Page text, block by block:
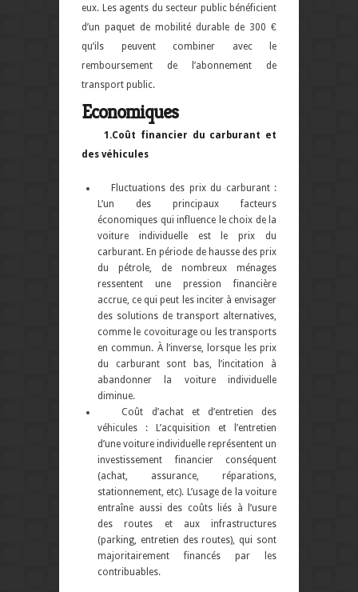
eux. Les agents du secteur public bénéficient
d’un paquet de mobilité durable de 300 €
qu’ils peuvent combiner avec le
remboursement de l’abonnement de
transport public.
Economiques
1.Coût financier du carburant et
des véhicules
Fluctuations des prix du carburant :
L’un des principaux facteurs
économiques qui influence le choix de la
voiture individuelle est le prix du
carburant. En période de hausse des prix
du pétrole, de nombreux ménages
ressentent une pression financière
accrue, ce qui peut les inciter à envisager
des solutions de transport alternatives,
comme le covoiturage ou les transports
en commun. À l’inverse, lorsque les prix
du carburant sont bas, l’incitation à
abandonner la voiture individuelle
diminue.
Coût d’achat et d’entretien des
véhicules : L’acquisition et l’entretien
d’une voiture individuelle représentent un
investissement financier conséquent
(achat, assurance, réparations,
stationnement, etc). L’usage de la voiture
entraîne aussi des coûts liés à l’usure
des routes et aux infrastructures
(parking, entretien des routes), qui sont
majoritairement financés par les
contribuables.